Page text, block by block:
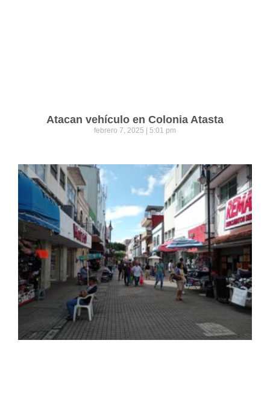
Atacan vehículo en Colonia Atasta
febrero 7, 2025 5:01 pm